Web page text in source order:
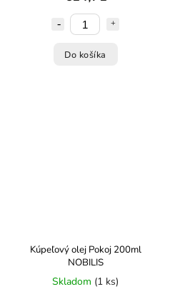
Do košíka
Kúpeľový olej Pokoj 200ml
NOBILIS
Skladom (1 ks)